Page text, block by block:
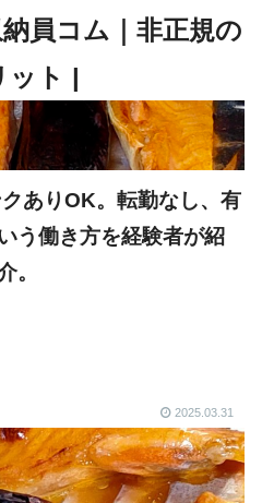
ありOK。転勤なし、有
う働き方を経験者が紹
。
2025.03.31